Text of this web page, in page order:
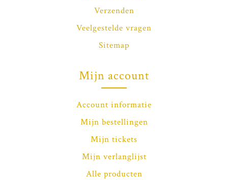
Verzenden
Veelgestelde vragen
Sitemap
Mijn account
Account informatie
Mijn bestellingen
Mijn tickets
Mijn verlanglijst
Alle producten